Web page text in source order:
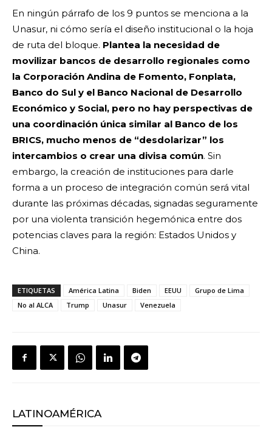
En ningún párrafo de los 9 puntos se menciona a la
Unasur, ni cómo sería el diseño institucional o la hoja
de ruta del bloque. Plantea la necesidad de
movilizar bancos de desarrollo regionales como
la Corporación Andina de Fomento, Fonplata,
Banco do Sul y el Banco Nacional de Desarrollo
Económico y Social, pero no hay perspectivas de
una coordinación única similar al Banco de los
BRICS, mucho menos de “desdolarizar” los
intercambios o crear una divisa común. Sin
embargo, la creación de instituciones para darle
forma a un proceso de integración común será vital
durante las próximas décadas, signadas seguramente
por una violenta transición hegemónica entre dos
potencias claves para la región: Estados Unidos y
China.
ETIQUETAS América Latina Biden EEUU
Grupo de Lima
No al ALCA
Trump Unasur Venezuela
LATINOAMÉRICA